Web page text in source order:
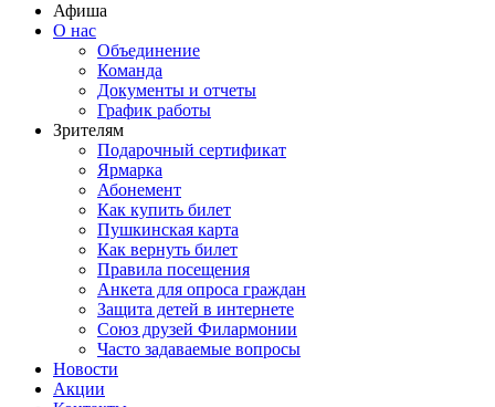
Афиша
О нас
Объединение
Команда
Документы и отчеты
График работы
Зрителям
Подарочный сертификат
Ярмарка
Абонемент
Как купить билет
Пушкинская карта
Как вернуть билет
Правила посещения
Анкета для опроса граждан
Защита детей в интернете
Союз друзей Филармонии
Часто задаваемые вопросы
Новости
Акции